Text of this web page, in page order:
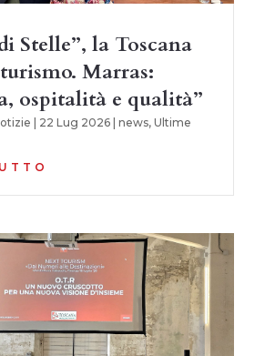
Stelle”, la Toscana
Marras:
ospitalità e qualità”
22 Lug 2026| news, Ultime